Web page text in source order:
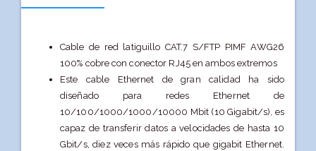
Cable de red latiguillo CAT.7 S/FTP PIMF AWG26
100% cobre con conector RJ45 en ambos extremos
Este cable Ethernet de gran calidad ha sido
diseñado para redes Ethernet de
10/100/1000/1000/10000 Mbit (10 Gigabit/s), es
capaz de transferir datos a velocidades de hasta 10
Gbit/s, diez veces más rápido que gigabit Ethernet.